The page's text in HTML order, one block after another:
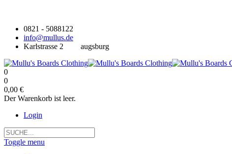
0821 - 5088122
info@mullus.de
Karlstrasse 2
augsburg
0
0
0,00 €
Der Warenkorb ist leer.
Login
Toggle menu